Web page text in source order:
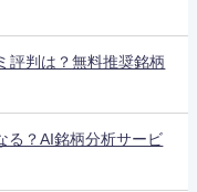
評判は？無料推奨銘柄
る？AI銘柄分析サービ